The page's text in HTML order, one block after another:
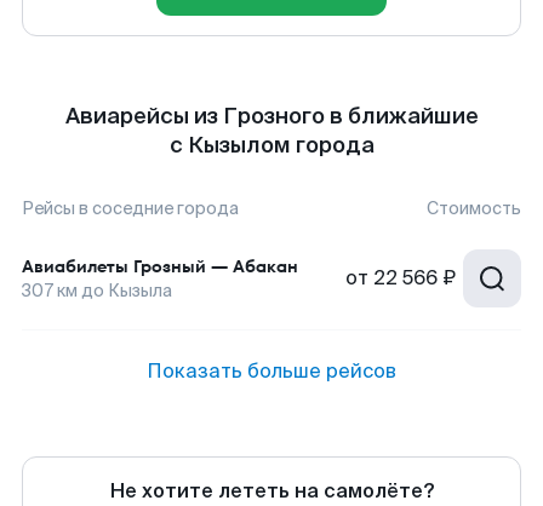
Авиарейсы из Грозного в ближайшие
с Кызылом города
Рейсы в соседние города Стоимость
Авиабилеты Грозный — Абакан
307км до Кызыла от 22 566 ₽
Показать больше рейсов
Не хотите лететь на самолёте?